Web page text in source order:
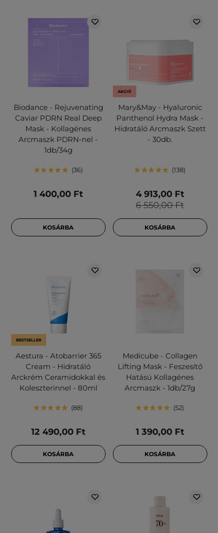
Biodance - Rejuvenating
Caviar PDRN Real Deep
Mask - Kollagénes
Arcmaszk PDRN-nel -
1db/34g
36
1 400,00 Ft
KOSÁRBA
AKCIÓ
Mary&May - Hyaluronic
Panthenol Hydra Mask -
Hidratáló Arcmaszk Szett
- 30db.
138
6 550,00 Ft
4 913,00 Ft
KOSÁRBA
BESTSELLER
Aestura - Atobarrier 365
Cream - Hidratáló
Arckrém Ceramidokkal és
Koleszterinnel - 80ml
88
12 490,00 Ft
KOSÁRBA
Medicube - Collagen
Lifting Mask - Feszesítő
Hatású Kollagénes
Arcmaszk - 1db/27g
52
1 390,00 Ft
KOSÁRBA